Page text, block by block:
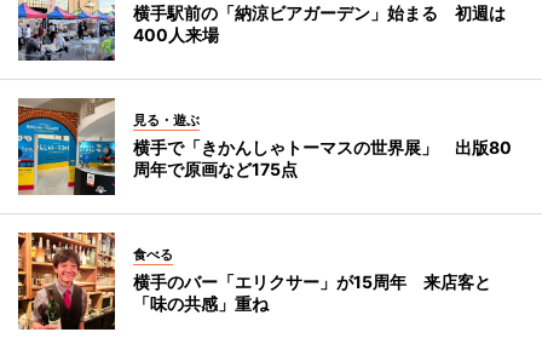
横手駅前の「納涼ビアガーデン」始まる 初週は
400人来場
見る・遊ぶ
横手で「きかんしゃトーマスの世界展」 出版80
周年で原画など175点
食べる
横手のバー「エリクサー」が15周年 来店客と
「味の共感」重ね